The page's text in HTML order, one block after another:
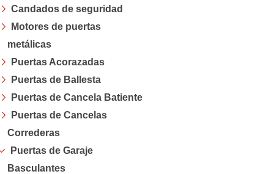
Candados de seguridad
Motores de puertas
metálicas
Puertas Acorazadas
Puertas de Ballesta
Puertas de Cancela Batiente
Puertas de Cancelas
Correderas
Puertas de Garaje
Basculantes